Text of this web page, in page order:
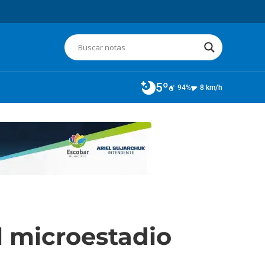
5º 94% 8 km/h
microestadio